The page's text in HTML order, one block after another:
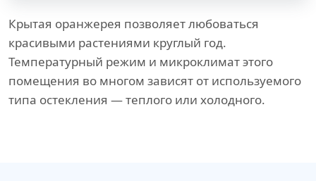
Крытая оранжерея позволяет любоваться
красивыми растениями круглый год.
Температурный режим и микроклимат этого
помещения во многом зависят от используемого
типа остекления — теплого или холодного.